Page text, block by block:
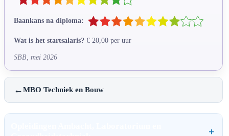
Baankans na diploma:
Wat is het startsalaris? € 20,00 per uur
SBB, mei 2026
←MBO Techniek en Bouw